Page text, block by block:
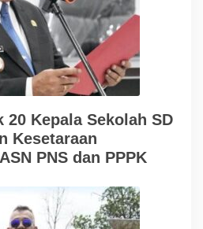
Kepala Sekolah SD
Kesetaraan
PNS dan PPPK